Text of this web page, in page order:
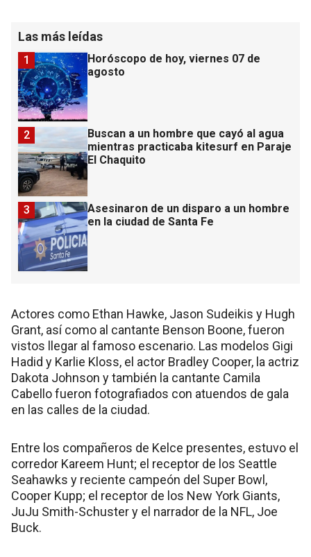
Las más leídas
Horóscopo de hoy, viernes 07 de
agosto
1
Buscan a un hombre que cayó al agua
mientras practicaba kitesurf en Paraje
El Chaquito
2
Asesinaron de un disparo a un hombre
en la ciudad de Santa Fe
3
Actores como Ethan Hawke, Jason Sudeikis y Hugh
Grant, así como al cantante Benson Boone, fueron
vistos llegar al famoso escenario. Las modelos Gigi
Hadid y Karlie Kloss, el actor Bradley Cooper, la actriz
Dakota Johnson y también la cantante Camila
Cabello fueron fotografiados con atuendos de gala
en las calles de la ciudad.
Entre los compañeros de Kelce presentes, estuvo el
corredor Kareem Hunt; el receptor de los Seattle
Seahawks y reciente campeón del Super Bowl,
Cooper Kupp; el receptor de los New York Giants,
JuJu Smith-Schuster y el narrador de la NFL, Joe
Buck.